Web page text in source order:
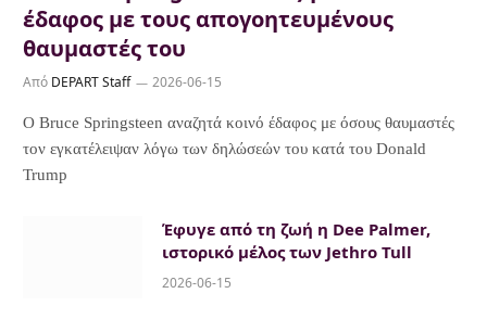
έδαφος με τους απογοητευμένους
θαυμαστές του
Από DEPART Staff 2026-06-15
Ο Bruce Springsteen αναζητά κοινό έδαφος με όσους θαυμαστές
τον εγκατέλειψαν λόγω των δηλώσεών του κατά του Donald
Trump
Έφυγε από τη ζωή η Dee Palmer,
ιστορικό μέλος των Jethro Tull
2026-06-15